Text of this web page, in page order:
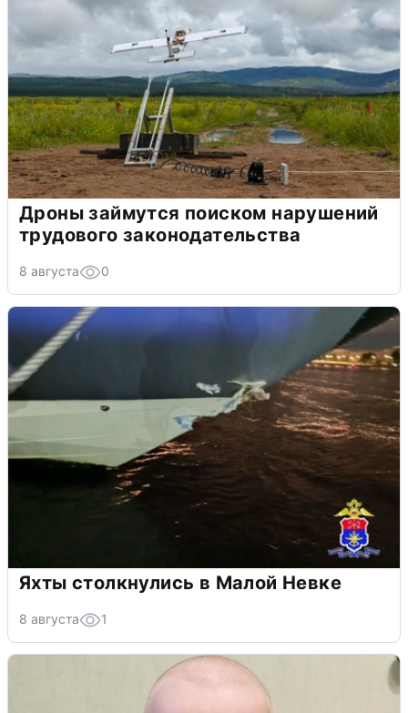
Дроны займутся поиском нарушений
трудового законодательства
8 августа 0
Яхты столкнулись в Малой Невке
8 августа 1